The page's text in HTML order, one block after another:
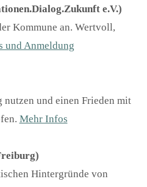
e.V.)
Kommune an. Wertvoll,
und Anmeldung
und einen Frieden mit
Mehr Infos
Hintergründe von